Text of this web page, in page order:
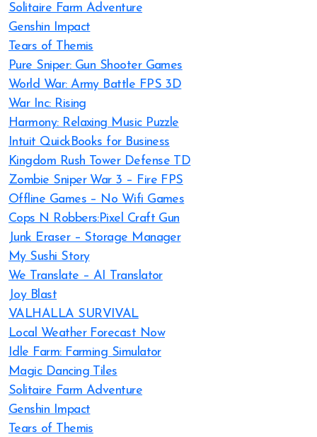
Solitaire Farm Adventure
Genshin Impact
Tears of Themis
Pure Sniper: Gun Shooter Games
World War: Army Battle FPS 3D
War Inc: Rising
Harmony: Relaxing Music Puzzle
Intuit QuickBooks for Business
Kingdom Rush Tower Defense TD
Zombie Sniper War 3 – Fire FPS
Offline Games – No Wifi Games
Cops N Robbers:Pixel Craft Gun
Junk Eraser – Storage Manager
My Sushi Story
We Translate – AI Translator
Joy Blast
VALHALLA SURVIVAL
Local Weather Forecast Now
Idle Farm: Farming Simulator
Magic Dancing Tiles
Solitaire Farm Adventure
Genshin Impact
Tears of Themis